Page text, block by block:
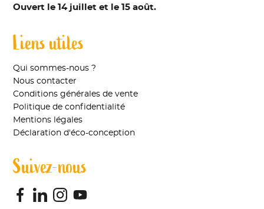
Ouvert le 14 juillet et le 15 août.
Liens utiles
Qui sommes-nous ?
Nous contacter
Conditions générales de vente
Politique de confidentialité
Mentions légales
Déclaration d'éco-conception
Suivez-nous